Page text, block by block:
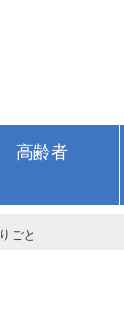
高齢者
ごと